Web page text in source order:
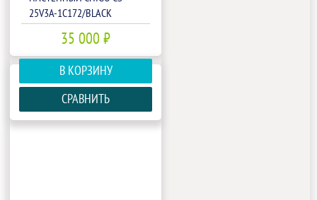
25V3A-1C172/BLACK
35 000 ₽
В КОРЗИНУ
СРАВНИТЬ